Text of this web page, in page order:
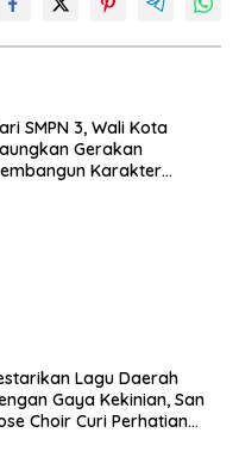
SMPN 3, Wali Kota
Gerakan
Karakter
Lagu Daerah
Gaya Kekinian, San
Choir Curi Perhatian